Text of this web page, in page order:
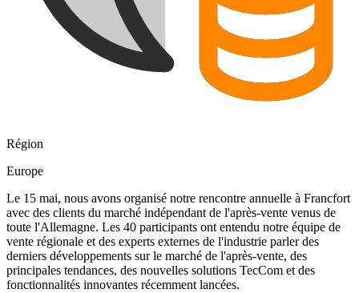
Région
Europe
Le 15 mai, nous avons organisé notre rencontre annuelle à Francfort
avec des clients du marché indépendant de l'après-vente venus de
toute l'Allemagne. Les 40 participants ont entendu notre équipe de
vente régionale et des experts externes de l'industrie parler des
derniers développements sur le marché de l'après-vente, des
principales tendances, des nouvelles solutions TecCom et des
fonctionnalités innovantes récemment lancées.